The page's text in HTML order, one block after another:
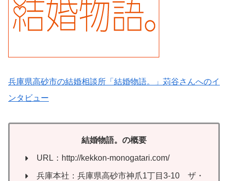
兵庫県高砂市の結婚相談所「結婚物語。」苅谷さんへのイ
ンタビュー
結婚物語。の概要
URL：http://kekkon-monogatari.com/
兵庫本社：兵庫県高砂市神爪1丁目3-10 ザ・